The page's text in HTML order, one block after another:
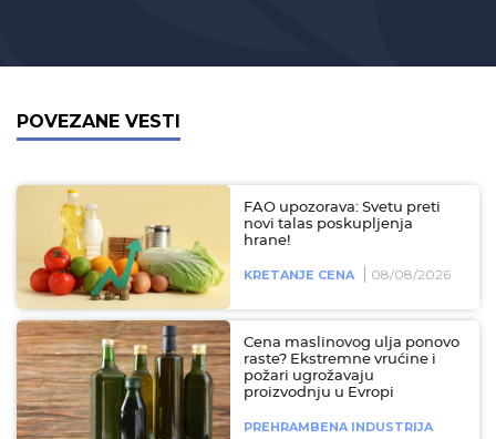
POVEZANE VESTI
FAO upozorava: Svetu preti
novi talas poskupljenja
hrane!
KRETANJE CENA 08/08/2026
Cena maslinovog ulja ponovo
raste? Ekstremne vrućine i
požari ugrožavaju
proizvodnju u Evropi
PREHRAMBENA INDUSTRIJA